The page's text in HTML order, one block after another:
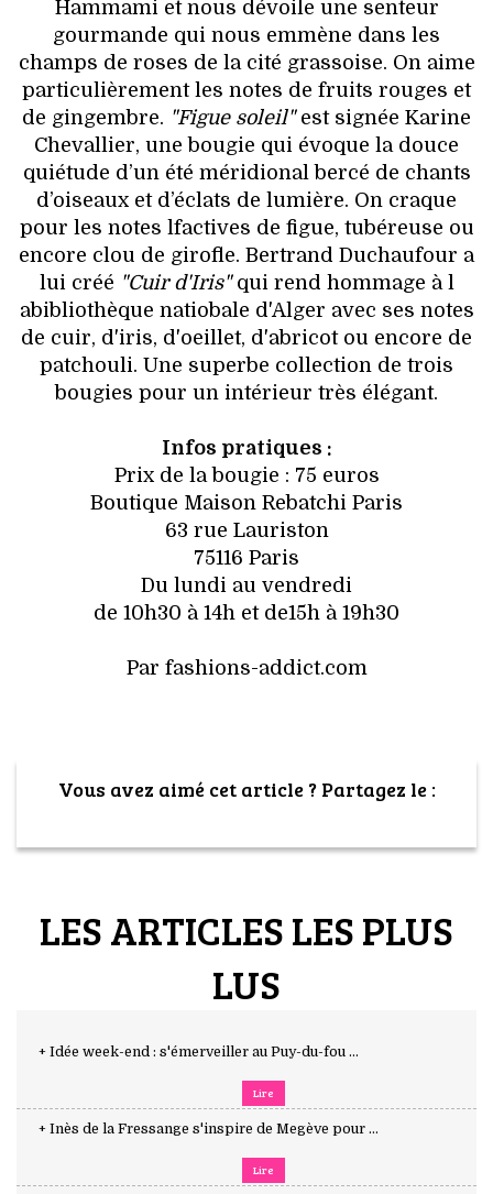
Hammami et nous dévoile une senteur
gourmande qui nous emmène dans les
champs de roses de la cité grassoise. On aime
particulièrement les notes de fruits rouges et
de gingembre. "Figue soleil"est signée Karine
Chevallier, une bougie qui évoque la douce
quiétude d’un été méridional bercé de chants
d’oiseaux et d’éclats de lumière. On craque
pour les notes lfactives de figue, tubéreuse ou
encore clou de girofle. Bertrand Duchaufour a
lui créé "Cuir d'Iris"qui rend hommage à l
abibliothèque natiobale d'Alger avec ses notes
de cuir, d'iris, d'oeillet, d'abricot ou encore de
patchouli. Une superbe collection de trois
bougies pour un intérieur très élégant.
Infos pratiques :
Prix de la bougie : 75 euros
Boutique Maison Rebatchi Paris
63 rue Lauriston
75116 Paris
Du lundi au vendredi
de 10h30 à 14h et de15h à 19h30
Par fashions-addict.com
Vous avez aimé cet article ? Partagez le :
LES ARTICLES LES PLUS
LUS
+ Idée week-end : s'émerveiller au Puy-du-fou ...
Lire
+ Inès de la Fressange s'inspire de Megève pour ...
Lire